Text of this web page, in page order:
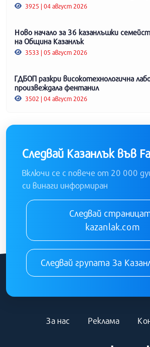
3925 | 04 август 2026
Ново начало за 36 казанлъшки
на Община Казанлък
3533 | 05 август 2026
ГДБОП разкри високотехнологична
произвеждала фентанил
3502 | 04 август 2026
Следвай Казанлък във
Включи се с повече от 20 000
си винаги информиран
Следвай
kazanlak.com
Следвай групата За
За нас Реклама